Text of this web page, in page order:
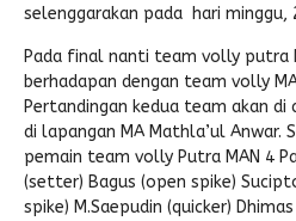
Pustaka Lajnah
Pustaka Islam
Cari Hadits
selenggarakan pada hari minggu,
Pada final nanti team volly putra
berhadapan dengan team volly
Pertandingan kedua team akan
di lapangan MA Mathla’ul Anwar.
pemain team volly Putra MAN 4
(setter) Bagus (open spike)
spike) M.Saepudin (quicker)